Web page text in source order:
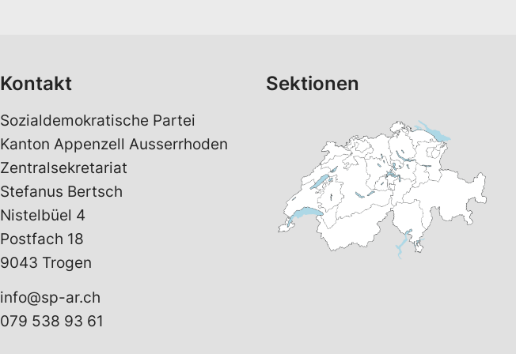
Kontakt
Sozialdemokratische Partei
Kanton Appenzell Ausserrhoden
Zentralsekretariat
Stefanus Bertsch
Nistelbüel 4
Postfach 18
9043 Trogen
info@sp-ar.ch
079 538 93 61
Sektionen